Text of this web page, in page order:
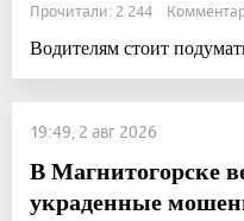
Прочитали: 2 244
Водителям стоит
19:49, 2 авг 2026
В Магнитогорске
украденные